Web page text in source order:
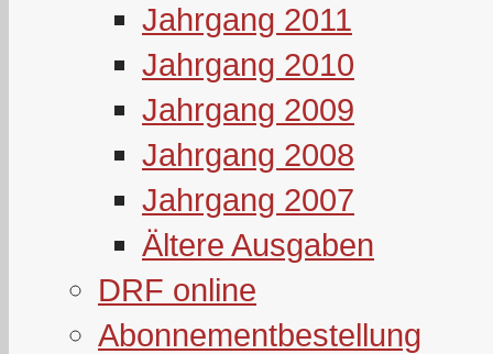
Jahrgang 2011
Jahrgang 2010
Jahrgang 2009
Jahrgang 2008
Jahrgang 2007
Ältere Ausgaben
DRF online
Abonnementbestellung